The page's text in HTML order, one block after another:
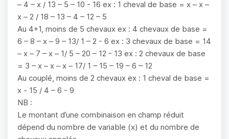
– 4 – x / 13 – 5 – 10 - 16 ex : 1 cheval de base = x – x –
x – 2 / 18 – 13 – 4 – 12 – 5
Au 4+1, moins de 5 chevaux ex : 4 chevaux de base =
6 – 8 – x – 9 – 13/ 1 – 2 - 6 ex : 3 chevaux de base = 14
– x – 7 – x – 1/ 5 – 20 – 12 - 13 ex : 2 chevaux de base
= 3 – x – x – x – 17/ 1 – 15 – 19 – 6 – 12
Au couplé, moins de 2 chevaux ex : 1 cheval de base =
x - 15 / 4 – 6 - 9
NB :
Le montant d’une combinaison en champ réduit
dépend du nombre de variable (x) et du nombre de